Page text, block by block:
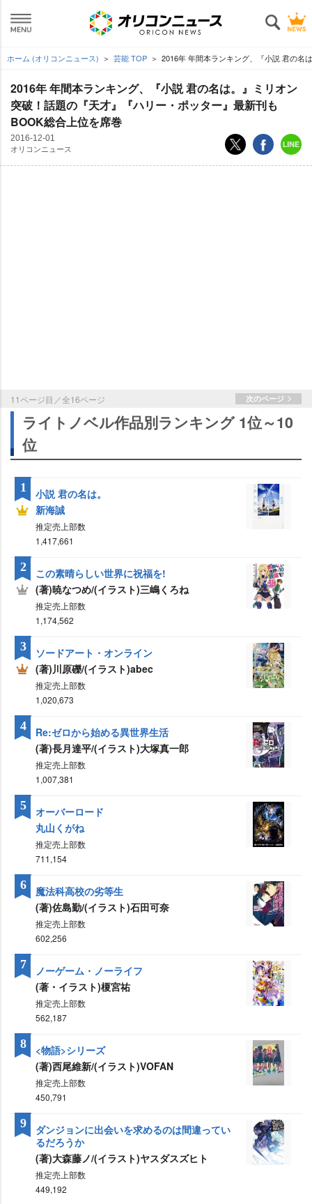
ホーム (オリコンニュース) 芸能 TOP 2016年 年間本ランキング、『小説 君の名
2016年 年間本ランキング、『小説 君の名は。』ミリオン
突破！話題の『天才』『ハリー・ポッター』最新刊も
BOOK総合上位を席巻
2016-12-01
オリコンニュース
11ページ目／全16ページ 次のページ
ライトノベル作品別ランキング 1位～10
位
小説 君の名は。
新海誠
推定売上部数
1,417,661
1
この素晴らしい世界に祝福を!
(著)暁なつめ/(イラスト)三嶋くろね
推定売上部数
1,174,562
2
ソードアート・オンライン
(著)川原礫/(イラスト)abec
推定売上部数
1,020,673
3
Re:ゼロから始める異世界生活
(著)長月達平/(イラスト)大塚真一郎
推定売上部数
1,007,381
4
オーバーロード
丸山くがね
推定売上部数
711,154
5
魔法科高校の劣等生
(著)佐島勤/(イラスト)石田可奈
推定売上部数
602,256
6
ノーゲーム・ノーライフ
(著・イラスト)榎宮祐
推定売上部数
562,187
7
<物語>シリーズ
(著)西尾維新/(イラスト)VOFAN
推定売上部数
450,791
8
ダンジョンに出会いを求めるのは間違ってい
るだろうか
(著)大森藤ノ/(イラスト)ヤスダスズヒト
推定売上部数
449,192
9